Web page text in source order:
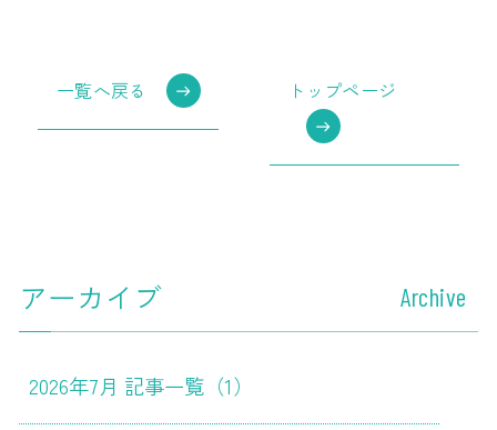
一覧へ戻る トップページ
アーカイブ Archive
2026年7月 記事一覧（1）